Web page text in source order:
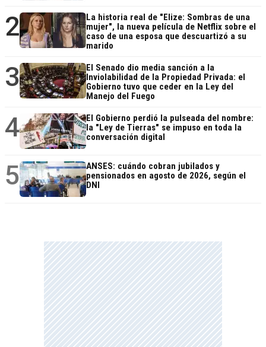
2
La historia real de "Elize: Sombras de una
mujer", la nueva película de Netflix sobre el
caso de una esposa que descuartizó a su
marido
3
El Senado dio media sanción a la
Inviolabilidad de la Propiedad Privada: el
Gobierno tuvo que ceder en la Ley del
Manejo del Fuego
4
El Gobierno perdió la pulseada del nombre:
la "Ley de Tierras" se impuso en toda la
conversación digital
5
ANSES: cuándo cobran jubilados y
pensionados en agosto de 2026, según el
DNI